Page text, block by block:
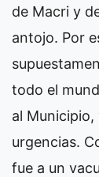
de Macri y
antojo. Por
todo el
al
urgencias.
fue a un